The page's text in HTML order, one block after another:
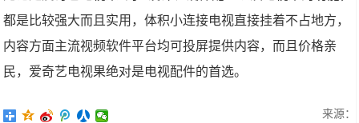
都是比较强大而且实用，体积小连接电视直接挂着不占地方，
内容方面主流视频软件平台均可投屏提供内容，而且价格亲
民，爱奇艺电视果绝对是电视配件的首选。
来源：